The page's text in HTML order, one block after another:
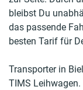
bleibst Du
das passende
besten Tarif für
Transporter in
TIMS Leihwagen.